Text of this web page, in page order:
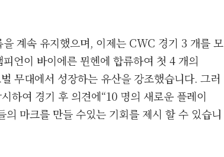
계속 유지했으며, 이제는 CWC 경기 3 개를 모
언이 바이에른 뮌헨에 합류하여 첫 4 개의
무대에서 성장하는 유산을 강조했습니다. 그러
여 경기 후 의견에“10 명의 새로운 플레이
마크를 만들 수있는 기회를 제시 할 수 있습니